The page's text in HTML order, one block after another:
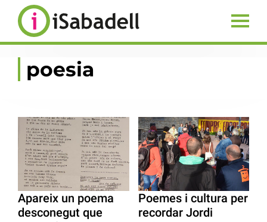
poesia
Apareix un poema
desconegut que
Poemes i cultura per
recordar Jordi